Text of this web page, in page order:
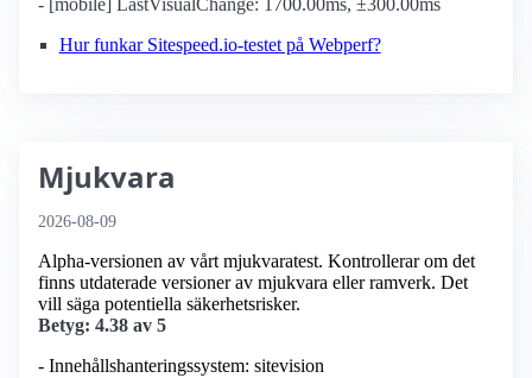
- [mobile] LastVisualChange: 1700.00ms, ±300.00ms
Hur funkar Sitespeed.io-testet på Webperf?
Mjukvara
2026-08-09
Alpha-versionen av vårt mjukvaratest. Kontrollerar om det
finns utdaterade versioner av mjukvara eller ramverk. Det
vill säga potentiella säkerhetsrisker.
Betyg: 4.38 av 5
- Innehållshanteringssystem: sitevision